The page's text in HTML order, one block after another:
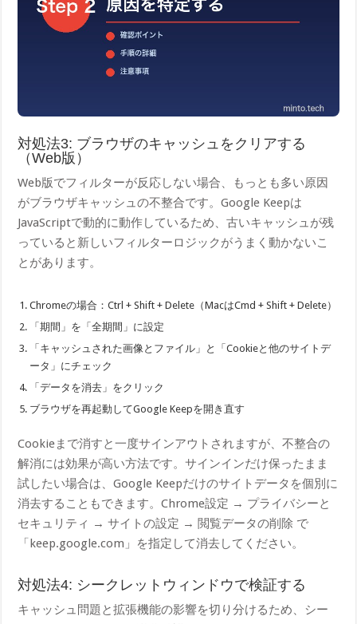
対処法3: ブラウザのキャッシュをクリアする
（Web版）
Web版でフィルターが反応しない場合、もっとも多い原因
がブラウザキャッシュの不整合です。Google Keepは
JavaScriptで動的に動作しているため、古いキャッシュが残
っていると新しいフィルターロジックがうまく動かないこ
とがあります。
Chromeの場合：Ctrl + Shift + Delete（MacはCmd + Shift + Delete）
「期間」を「全期間」に設定
「キャッシュされた画像とファイル」と「Cookieと他のサイトデ
ータ」にチェック
「データを消去」をクリック
ブラウザを再起動してGoogle Keepを開き直す
Cookieまで消すと一度サインアウトされますが、不整合の
解消には効果が高い方法です。サインインだけ保ったまま
試したい場合は、Google Keepだけのサイトデータを個別に
消去することもできます。Chrome設定 → プライバシーと
セキュリティ → サイトの設定 → 閲覧データの削除 で
「keep.google.com」を指定して消去してください。
対処法4: シークレットウィンドウで検証する
キャッシュ問題と拡張機能の影響を切り分けるため、シー